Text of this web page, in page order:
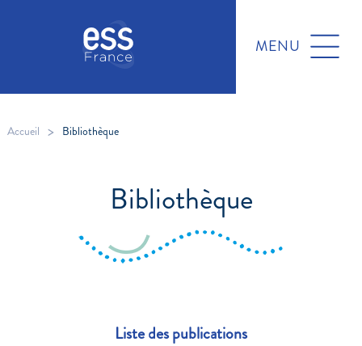
MENU
Accueil > Bibliothèque
Bibliothèque
Liste des publications